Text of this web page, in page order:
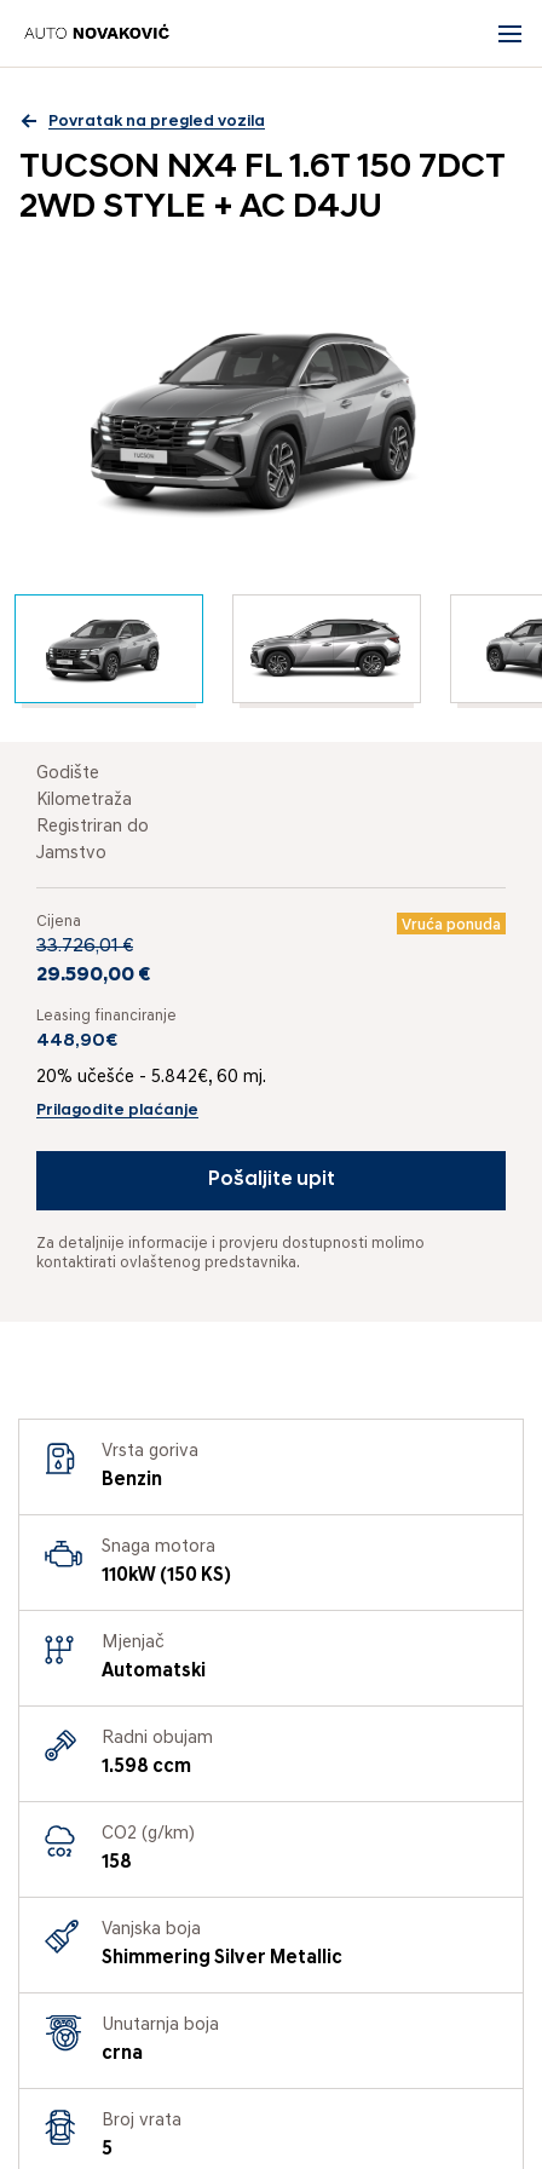
Povratak na pregled vozila
TUCSON NX4 FL 1.6T 150 7DCT
2WD STYLE + AC D4JU
Godište
Kilometraža
Registriran do
Jamstvo
Cijena Vruća ponuda
33.726,01 €
29.590,00 €
Leasing financiranje
448,90€
20% učešće - 5.842€, 60 mj.
Prilagodite plaćanje
Pošaljite upit
Za detaljnije informacije i provjeru dostupnosti molimo
kontaktirati ovlaštenog predstavnika.
Vrsta goriva
Benzin
Snaga motora
110kW (150 KS)
Mjenjač
Automatski
Radni obujam
1.598 ccm
CO2 (g/km)
158
Vanjska boja
Shimmering Silver Metallic
Unutarnja boja
crna
Broj vrata
5